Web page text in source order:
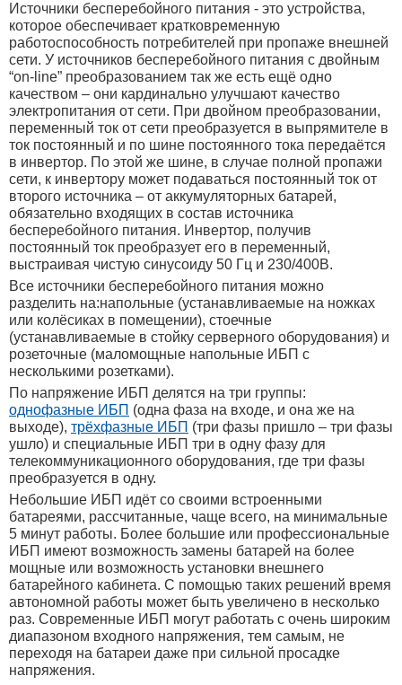
Источники бесперебойного питания - это устройства,
которое обеспечивает кратковременную
работоспособность потребителей при пропаже внешней
сети. У источников бесперебойного питания с двойным
“on-line” преобразованием так же есть ещё одно
качеством – они кардинально улучшают качество
электропитания от сети. При двойном преобразовании,
переменный ток от сети преобразуется в выпрямителе в
ток постоянный и по шине постоянного тока передаётся
в инвертор. По этой же шине, в случае полной пропажи
сети, к инвертору может подаваться постоянный ток от
второго источника – от аккумуляторных батарей,
обязательно входящих в состав источника
бесперебойного питания. Инвертор, получив
постоянный ток преобразует его в переменный,
выстраивая чистую синусоиду 50 Гц и 230/400В.
Все источники бесперебойного питания можно
разделить на:напольные (устанавливаемые на ножках
или колёсиках в помещении), стоечные
(устанавливаемые в стойку серверного оборудования) и
розеточные (маломощные напольные ИБП с
несколькими розетками).
По напряжение ИБП делятся на три группы:
однофазные ИБП (одна фаза на входе, и она же на
выходе), трёхфазные ИБП (три фазы пришло – три фазы
ушло) и специальные ИБП три в одну фазу для
телекоммуникационного оборудования, где три фазы
преобразуется в одну.
Небольшие ИБП идёт со своими встроенными
батареями, рассчитанные, чаще всего, на минимальные
5 минут работы. Более большие или профессиональные
ИБП имеют возможность замены батарей на более
мощные или возможность установки внешнего
батарейного кабинета. С помощью таких решений время
автономной работы может быть увеличено в несколько
раз. Современные ИБП могут работать с очень широким
диапазоном входного напряжения, тем самым, не
переходя на батареи даже при сильной просадке
напряжения.